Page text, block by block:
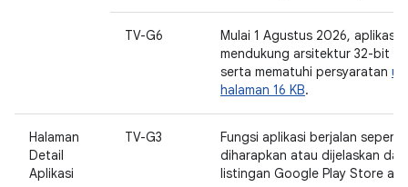
TV-G6
Mulai 1 Agustus 2026, aplikasi
mendukung arsitektur 32-bit
serta mematuhi persyaratan
halaman 16 KB.
Halaman
Detail
Aplikasi
TV-G3
Fungsi aplikasi berjalan seperti
diharapkan atau dijelaskan
listingan Google Play Store